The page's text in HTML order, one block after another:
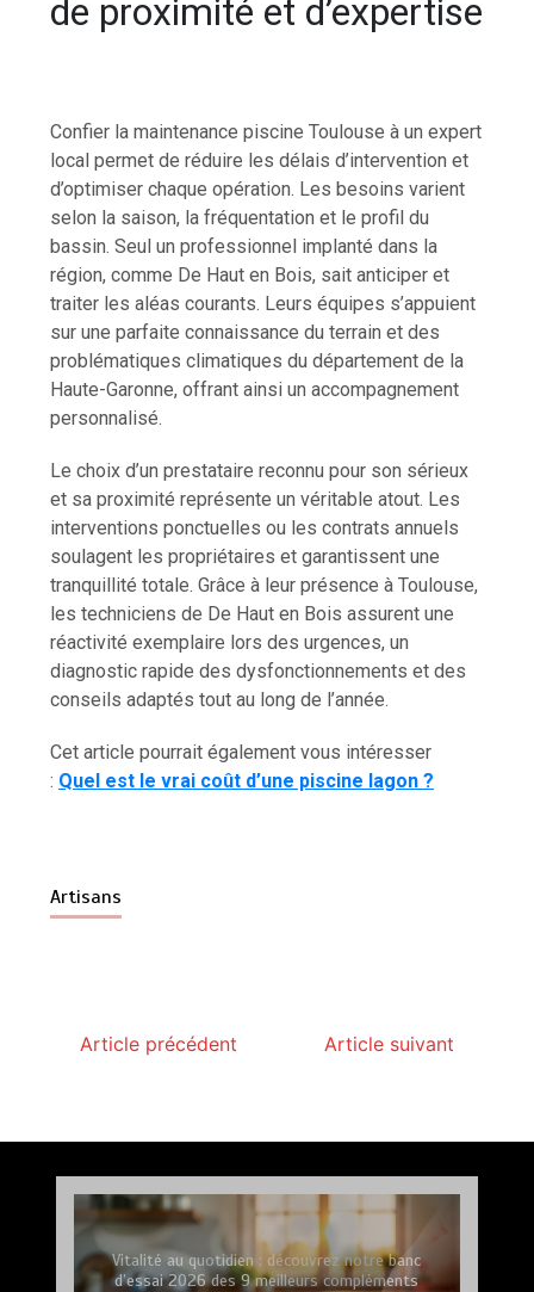
de proximité et d’expertise
Confier la maintenance piscine Toulouse à un expert
local permet de réduire les délais d’intervention et
d’optimiser chaque opération. Les besoins varient
selon la saison, la fréquentation et le profil du
bassin. Seul un professionnel implanté dans la
région, comme De Haut en Bois, sait anticiper et
traiter les aléas courants. Leurs équipes s’appuient
sur une parfaite connaissance du terrain et des
problématiques climatiques du département de la
Haute-Garonne, offrant ainsi un accompagnement
personnalisé.
Le choix d’un prestataire reconnu pour son sérieux
et sa proximité représente un véritable atout. Les
interventions ponctuelles ou les contrats annuels
soulagent les propriétaires et garantissent une
tranquillité totale. Grâce à leur présence à Toulouse,
les techniciens de De Haut en Bois assurent une
réactivité exemplaire lors des urgences, un
diagnostic rapide des dysfonctionnements et des
conseils adaptés tout au long de l’année.
Cet article pourrait également vous intéresser
: Quel est le vrai coût d’une piscine lagon ?
Artisans
Article précédent Article suivant
Vitalité au quotidien : découvrez notre banc
d’essai 2026 des 9 meilleurs compléments
de l’excellent
parPovoski
5 août 2026
6 minutes
4 jours